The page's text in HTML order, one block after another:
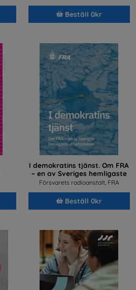
Beställ 0kr
I demokratins tjänst. Om FRA
– en av Sveriges hemligaste
arbetsplatser
Försvarets radioanstalt, FRA
Beställ 0kr